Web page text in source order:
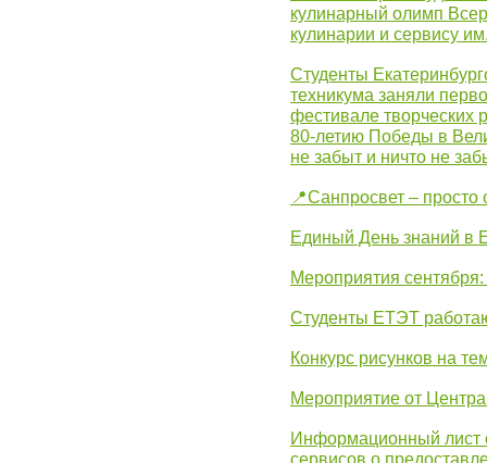
кулинарный олимп
кулинарии и сервису
Студенты
техникума заняли
фестивале
80-летию Победы в
не забыт и ничто не
📍Санпросвет –
Единый День знаний в
Мероприятия
Студенты ЕТЭТ
Конкурс рисунков на
Мероприятие от
Информационный лист
сервисов о